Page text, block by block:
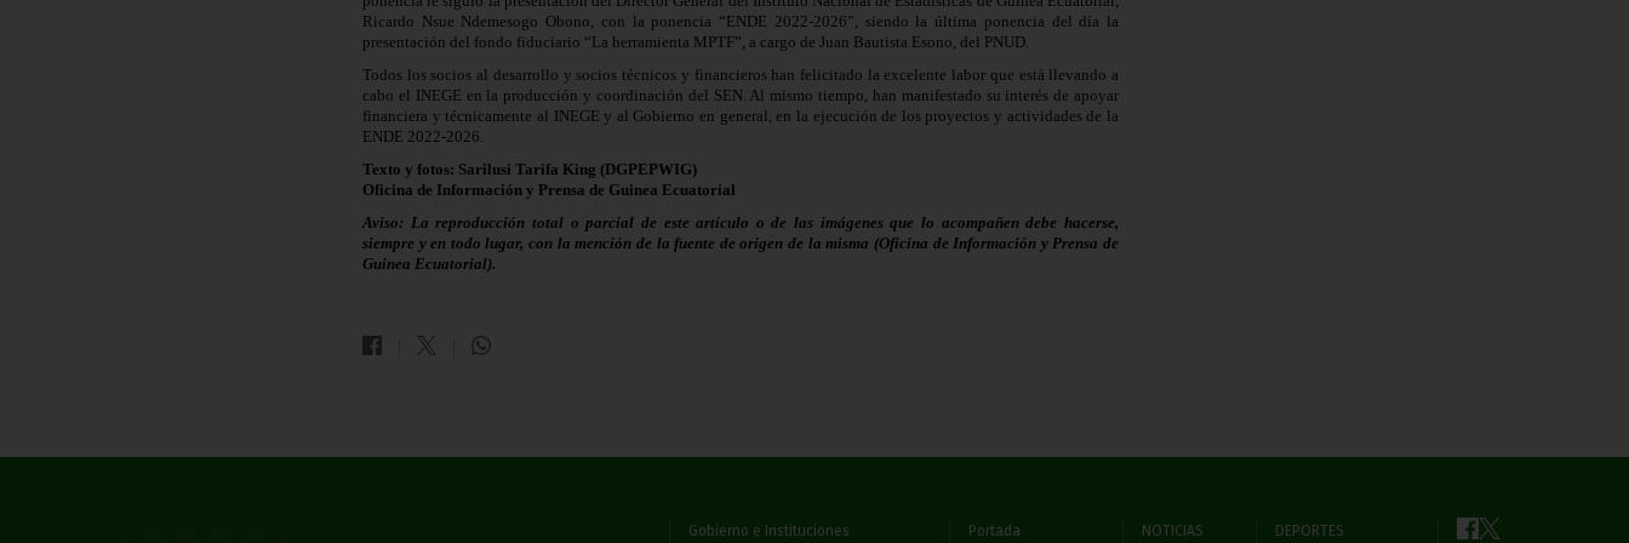
Ricardo Nsue Ndemesogo Obono, con la ponencia “ENDE 2022-2026”, siendo la última ponencia del día la
presentación del fondo fiduciario “La herramienta MPTF”, a cargo de Juan Bautista Esono, del PNUD.
Todos los socios al desarrollo y socios técnicos y financieros han felicitado la excelente labor que está llevando a
cabo el INEGE en la producción y coordinación del SEN. Al mismo tiempo, han manifestado su interés de apoyar
financiera y técnicamente al INEGE y al Gobierno en general, en la ejecución de los proyectos y actividades de la
ENDE 2022-2026.
Texto y fotos: Sarilusi Tarifa King (DGPEPWIG)
Oficina de Información y Prensa de Guinea Ecuatorial
Aviso: La reproducción total o parcial de este artículo o de las imágenes que lo acompañen debe hacerse,
siempre y en todo lugar, con la mención de la fuente de origen de la misma (Oficina de Información y Prensa de
Guinea Ecuatorial).
Gobierno e Instituciones Portada NOTICIAS DEPORTES